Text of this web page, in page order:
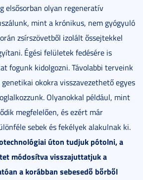
elsősorban olyan regeneratív
mint a krónikus, nem gyógyuló
zsírszövetből izolált őssejtekkel
Égési felületek fedésére is
fogunk kidolgozni. Távolabbi terveink
okokra visszavezethető egyes
Olyanokkal például, mint
megfelelően, és ezért már
sebek és fekélyek alakulnak ki.
úton tudjuk pótolni, a
módosítva visszajuttatjuk a
a korábban sebesedő bőrből